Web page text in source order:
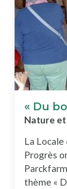
« Du
Nature et
La
Progrès
thème «